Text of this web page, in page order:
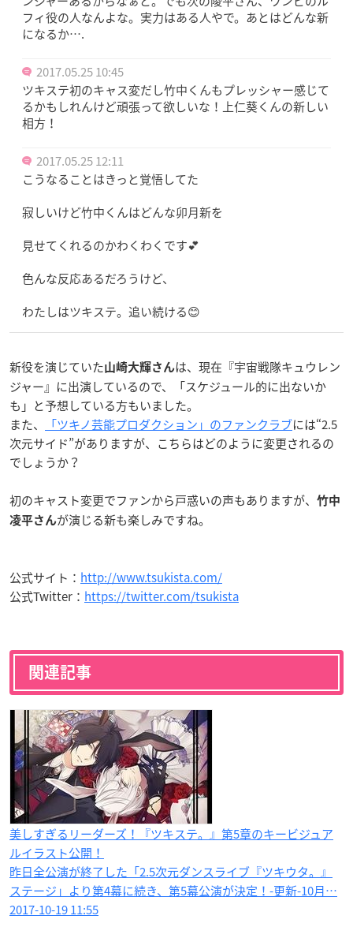
フィ役の人なんよな。実力はある人やで。あとはどんな新
になるか….
2017.05.25 10:45
ツキステ初のキャス変だし竹中くんもプレッシャー感じて
るかもしれんけど頑張って欲しいな！上仁葵くんの新しい
相方！
2017.05.25 12:11
こうなることはきっと覚悟してた
寂しいけど竹中くんはどんな卯月新を
見せてくれるのかわくわくです💕
色んな反応あるだろうけど、
わたしはツキステ。追い続ける😊
新役を演じていた山崎大輝さんは、現在『宇宙戦隊キュウレン
ジャー』に出演しているので、「スケジュール的に出ないか
も」と予想している方もいました。
また、
「ツキノ芸能プロダクション」のファンクラブには“2.5
次元サイド”がありますが、こちらはどのように変更されるの
でしょうか？
初のキャスト変更でファンから戸惑いの声もありますが、
竹中
凌平さんが演じる新も楽しみですね。
公式サイト： http://www.tsukista.com/
公式Twitter： https://twitter.com/tsukista
関連記事
美しすぎるリーダーズ！『ツキステ。』第5章のキービジュア
ルイラスト公開！
昨日全公演が終了した「2.5次元ダンスライブ『ツキウタ。』
ステージ」より第4幕に続き、第5幕公演が決定！-更新-10月…
2017-10-19 11:55